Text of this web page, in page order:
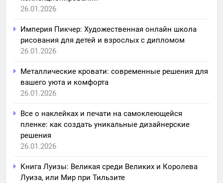
26.01.2026
Империя Пикчер: Художественная онлайн школа
рисования для детей и взрослых с дипломом
26.01.2026
Металлические кровати: современные решения для
вашего уюта и комфорта
26.01.2026
Все о наклейках и печати на самоклеющейся
пленке: как создать уникальные дизайнерские
решения
26.01.2026
Книга Луизы: Великая среди Великих и Королева
Луиза, или Мир при Тильзите